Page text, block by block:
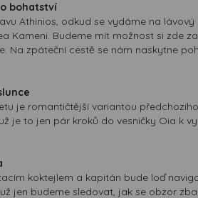
bohatství
Athinios, odkud se vydáme na
Kameni. Budeme mít možnost si zde
Na zpáteční cestě se nám naskytne
je romantičtější variantou
je to jen pár kroků do vesničky Oia k
koktejlem a kapitán bude loď
jen budeme sledovat, jak se obzor